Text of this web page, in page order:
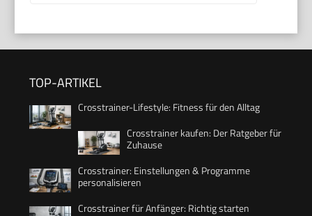
TOP-ARTIKEL
Crosstrainer-Lifestyle: Fitness für den Alltag
Crosstrainer kaufen: Der Ratgeber für
Zuhause
Crosstrainer: Einstellungen & Programme
personalisieren
Crosstrainer für Anfänger: Richtig starten